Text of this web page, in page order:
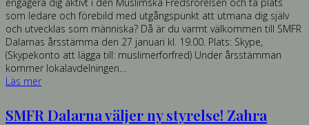
som ledare och förebild med utgångspunkt att utmana dig själv
och utvecklas som människa? Då är du varmt välkommen till SMFR
Dalarnas årsstämma den 27 januari kl. 19.00. Plats: Skype,
(Skypekonto att lägga till: muslimerforfred) Under årsstämman
kommer lokalavdelningen…
Läs mer
SMFR Dalarna väljer ny styrelse! Zahra